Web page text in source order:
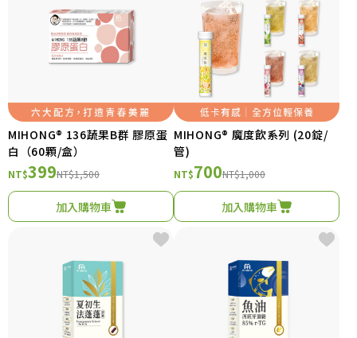
MIHONG® 136蔬果B群 膠原蛋
白（60顆/盒）
NT$399NT$1,500
加入購物車
MIHONG® 魔度飲系列 (20錠/
管)
NT$700NT$1,000
加入購物車